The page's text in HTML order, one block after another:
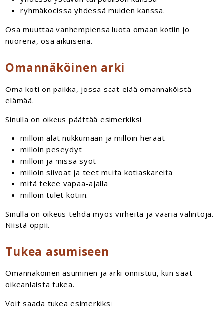
ryhmäkodissa yhdessä muiden kanssa.
Osa muuttaa vanhempiensa luota omaan kotiin jo
nuorena, osa aikuisena.
Omannäköinen arki
Oma koti on paikka, jossa saat elää omannäköistä
elämää.
Sinulla on oikeus päättää esimerkiksi
milloin alat nukkumaan ja milloin heräät
milloin peseydyt
milloin ja missä syöt
milloin siivoat ja teet muita kotiaskareita
mitä tekee vapaa-ajalla
milloin tulet kotiin.
Sinulla on oikeus tehdä myös virheitä ja vääriä valintoja.
Niistä oppii.
Tukea asumiseen
Omannäköinen asuminen ja arki onnistuu, kun saat
oikeanlaista tukea.
Voit saada tukea esimerkiksi